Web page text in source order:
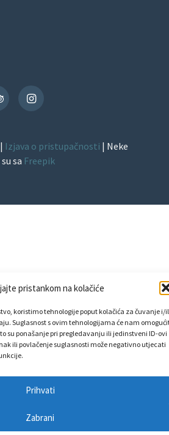
pristankom na kolačiće
koristimo tehnologije poput kolačića za čuvanje i/
Suglasnost s ovim tehnologijama će nam
su ponašanje pri pregledavanju ili jedinstveni ID-ovi
ili povlačenje suglasnosti može negativno utjecati
Prihvati
Zabrani
TripAdvisorInstagram
| Izjava o pristupačnosti | Neke
sa Freepik